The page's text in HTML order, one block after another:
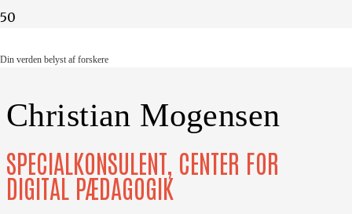
Din verden belyst af forskere
Christian Mogensen
SPECIALKONSULENT, CENTER FOR
DIGITAL PÆDAGOGIK